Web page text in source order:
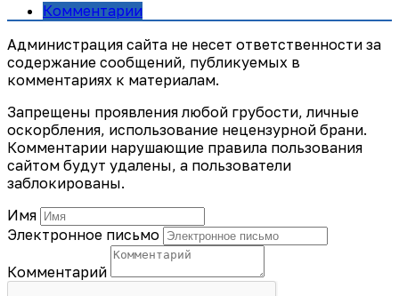
Комментарии
Администрация сайта не несет ответственности за
содержание сообщений, публикуемых в
комментариях к материалам.
Запрещены проявления любой грубости, личные
оскорбления, использование нецензурной брани.
Комментарии нарушающие правила пользования
сайтом будут удалены, а пользователи
заблокированы.
Имя
Электронное письмо
Комментарий